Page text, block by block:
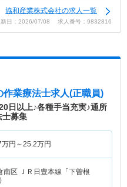
協和産業株式会社の求人一覧
新日：2026/07/08 求人番号：9832816
作業療法士求人(正職員)
日以上♪各種手当充実♪通所
士募集
万円～25.2万円
南区 ＪＲ日豊本線「下曽根